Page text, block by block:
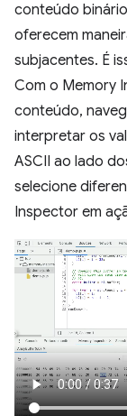
conteúdo
oferecem
subjacentes. É
Com o Memory
conteúdo,
interpretar os
ASCII ao lado
selecione
Inspector em